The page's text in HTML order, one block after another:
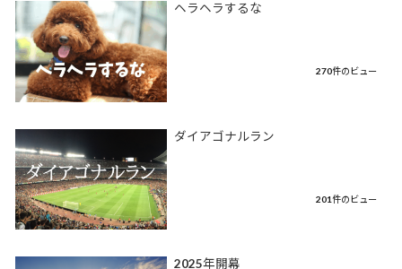
ヘラヘラするな
270件のビュー
ダイアゴナルラン
201件のビュー
2025年開幕